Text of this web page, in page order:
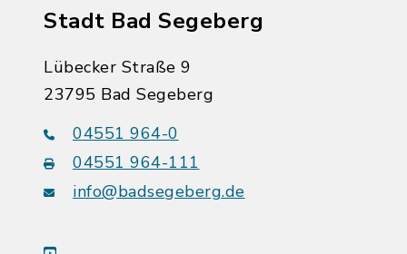
Stadt Bad Segeberg
Lübecker Straße 9
23795 Bad Segeberg
04551 964-0
04551 964-111
info@badsegeberg.de